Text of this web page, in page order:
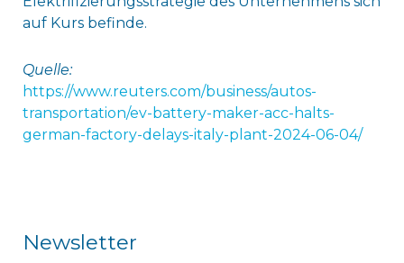
auf Kurs befinde.
Quelle:
https://www.reuters.com/business/autos-
transportation/ev-battery-maker-acc-halts-
german-factory-delays-italy-plant-2024-06-04/
Newsletter